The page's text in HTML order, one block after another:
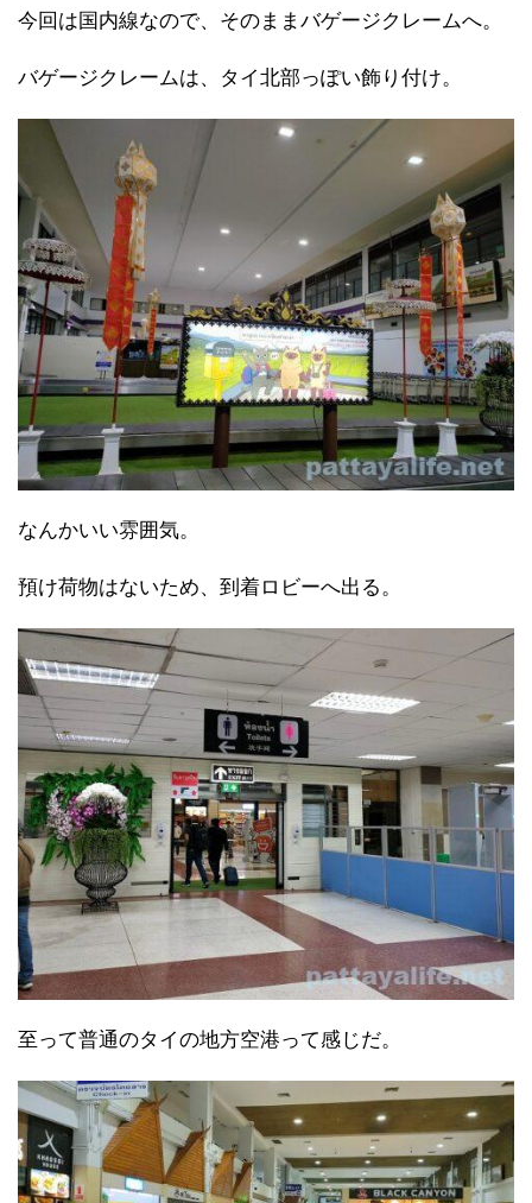
今回は国内線なので、そのままバゲージクレームへ。
バゲージクレームは、タイ北部っぽい飾り付け。
なんかいい雰囲気。
預け荷物はないため、到着ロビーへ出る。
至って普通のタイの地方空港って感じだ。